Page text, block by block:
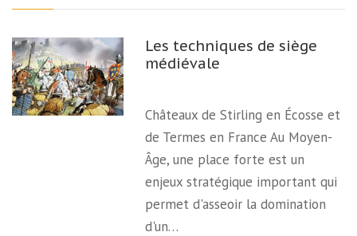
Les techniques de siège
médiévale
Châteaux de Stirling en Écosse et
de Termes en France Au Moyen-
Âge, une place forte est un
enjeux stratégique important qui
permet d'asseoir la domination
d'un…